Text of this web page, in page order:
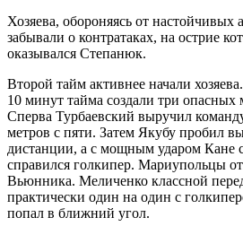
Хозяева, обороняясь от настойчивых
забывали о контратаках, на острие
оказывался Степанюк.
Второй тайм активнее начали
10 минут тайма создали три опасных
Сперва Турбаевский выручил
метров с пяти. Затем Якубу пробил
дистанции, а с мощным ударом Кане
справился голкипер. Мариупольцы
Вьюнника. Меличенко классной
практически один на один с
попал в ближний угол.